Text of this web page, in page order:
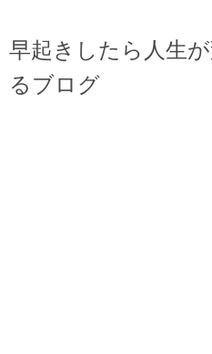
早起きしたら人生
るブログ